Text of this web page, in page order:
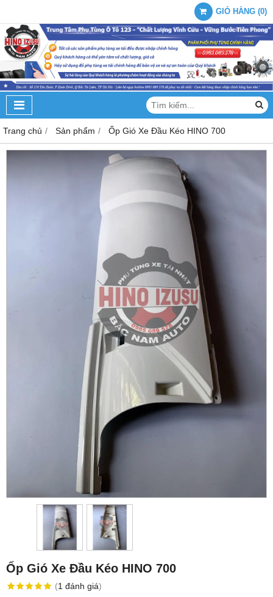
GIỎ HÀNG (0)
Trang chủ Sản phẩm Ốp Gió Xe Đầu Kéo HINO 700
Ốp Gió Xe Đầu Kéo HINO 700
(1 đánh giá)